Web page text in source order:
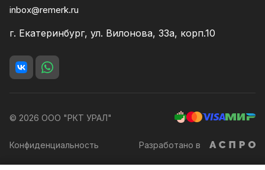
inbox@remerk.ru
г. Екатеринбург, ул. Вилонова, 33а, корп.10
© 2026 ООО "РКТ УРАЛ"
Конфиденциальность Разработано в